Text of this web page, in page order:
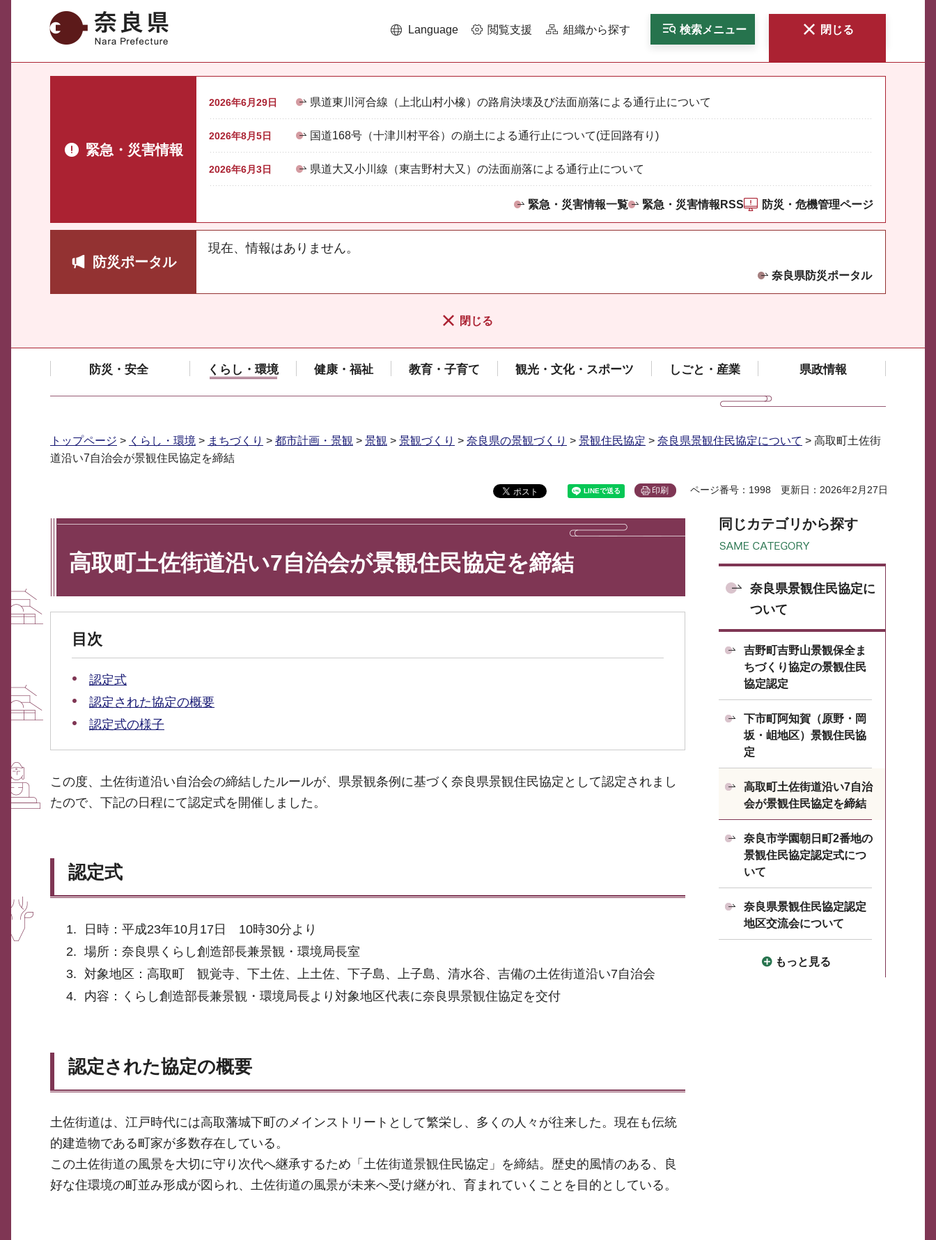
奈良県 Language 閲覧支援 組織から探す 検索メニュー 閉じる
緊急・災害情報
2026年6月29日 県道東川河合線（上北山村小橡）の路肩決壊及び法面崩落による通行止について
2026年8月5日 国道168号（十津川村平谷）の崩土による通行止について(迂回路有り)
2026年6月3日 県道大又小川線（東吉野村大又）の法面崩落による通行止について
緊急・災害情報一覧 緊急・災害情報RSS 防災・危機管理ページ
防災ポータル
現在、情報はありません。
奈良県防災ポータル
閉じる
防災・安全 くらし・環境 健康・福祉 教育・子育て 観光・文化・スポーツ しごと・産業 県政情報
トップページ > くらし・環境 > まちづくり > 都市計画・景観 > 景観 > 景観づくり > 奈良県の景観づくり > 景観住民協定 > 奈良県景観住民協定について > 高取町土佐街
道沿い7自治会が景観住民協定を締結
印刷 ページ番号：1998 更新日：2026年2月27日
高取町土佐街道沿い7自治会が景観住民協定を締結
目次
認定式
認定された協定の概要
認定式の様子
この度、土佐街道沿い自治会の締結したルールが、県景観条例に基づく奈良県景観住民協定として認定されまし
たので、下記の日程にて認定式を開催しました。
認定式
日時：平成23年10月17日 10時30分より
場所：奈良県くらし創造部長兼景観・環境局長室
対象地区：高取町 観覚寺、下土佐、上土佐、下子島、上子島、清水谷、吉備の土佐街道沿い7自治会
内容：くらし創造部長兼景観・環境局長より対象地区代表に奈良県景観住協定を交付
認定された協定の概要
土佐街道は、江戸時代には高取藩城下町のメインストリートとして繁栄し、多くの人々が往来した。現在も伝統
的建造物である町家が多数存在している。
この土佐街道の風景を大切に守り次代へ継承するため「土佐街道景観住民協定」を締結。歴史的風情のある、良
好な住環境の町並み形成が図られ、土佐街道の風景が未来へ受け継がれ、育まれていくことを目的としている。
同じカテゴリから探す
奈良県景観住民協定に
ついて
吉野町吉野山景観保全ま
ちづくり協定の景観住民
協定認定
下市町阿知賀（原野・岡
坂・岨地区）景観住民協
定
高取町土佐街道沿い7自治
会が景観住民協定を締結
奈良市学園朝日町2番地の
景観住民協定認定式につ
いて
奈良県景観住民協定認定
地区交流会について
もっと見る